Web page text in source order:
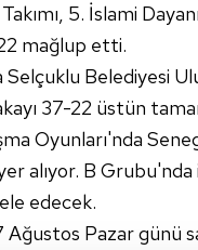
5. İslami
mağlup etti.
Selçuklu Belediyesi
37-22 üstün
Oyunları'nda
alıyor. B
edecek.
Ağustos Pazar